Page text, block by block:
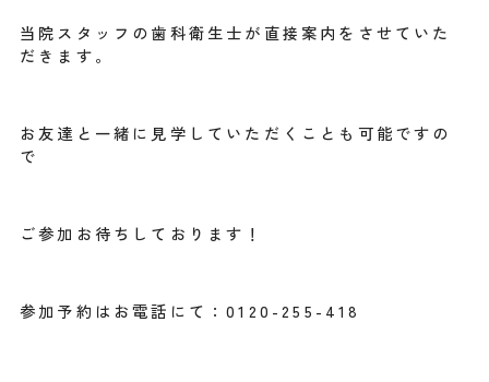
当院スタッフの歯科衛生士が直接案内をさせていた
だきます。
お友達と一緒に見学していただくことも可能ですの
で
ご参加お待ちしております！
参加予約はお電話にて：0120-255-418